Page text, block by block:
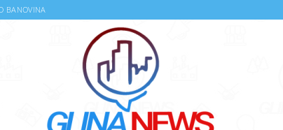
BANOVINA